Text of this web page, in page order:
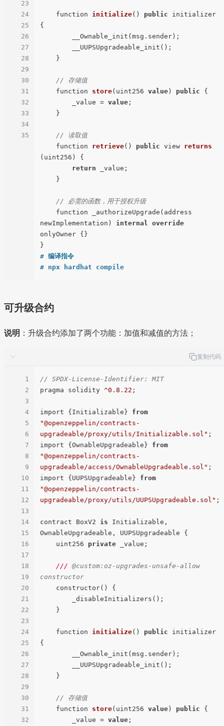
23
24
25
26
27
28
29
30
31
32
33
34
35
function initialize() public initializer
{
// 存储值
function store( uint256 value ) public {
        _value =
value ;
// 读取值
function retrieve() public view returns
( uint256 )
{
return _value;
// 必需的函数，用于授权升级
newImplementation) internal
override
onlyOwner {}
# 编译指令
# npx hardhat compile
可升级合约
说明 ：升级合约添加了两个功能：加值和减值的方法；
复制代码
1
2
3
4
5
6
7
8
9
10
11
12
13
14
15
16
17
18
19
20
21
22
23
24
25
26
27
28
29
30
31
32
// SPDX-License-Identifier: MIT
pragma solidity ^0.8 .22 ;
import {Initializable} from
"@openzeppelin/contracts-
upgradeable/proxy/utils/Initializable.sol" ;
import {OwnableUpgradeable} from
"@openzeppelin/contracts-
upgradeable/access/OwnableUpgradeable.sol" ;
import {UUPSUpgradeable} from
"@openzeppelin/contracts-
upgradeable/proxy/utils/UUPSUpgradeable.sol" ;
contract BoxV2 is Initializable,
OwnableUpgradeable, UUPSUpgradeable {
    uint256
private _value;
/// @custom:oz-upgrades-unsafe-allow
constructor
function initialize() public initializer
{
// 存储值
function store( uint256 value ) public {
        _value =
value ;